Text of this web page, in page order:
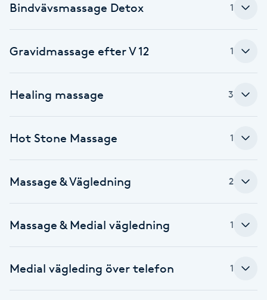
Balayage
Bambumassage
BIAB
Blowout
Brynformning
Bindvävsmassage Detox 1
Gravidmassage efter V 12 1
Healing massage 3
Hot Stone Massage 1
Massage & Vägledning 2
Massage & Medial vägledning 1
Medial vägleding över telefon 1